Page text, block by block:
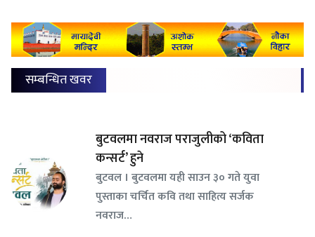
सम्बन्धित खवर
बुटवलमा नवराज पराजुलीको ‘कविता
कन्सर्ट’ हुने
बुटवल । बुटवलमा यही साउन ३० गते युवा
पुस्ताका चर्चित कवि तथा साहित्य सर्जक
नवराज…